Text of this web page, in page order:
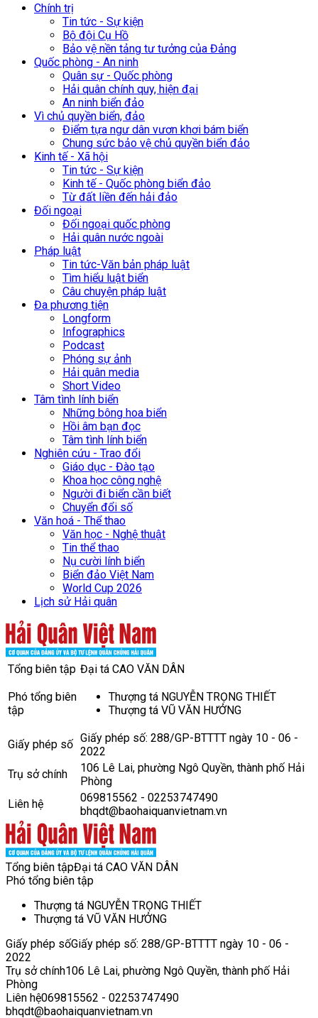
Chính trị
Tin tức - Sự kiện
Bộ đội Cụ Hồ
Bảo vệ nền tảng tư tưởng của Đảng
Quốc phòng - An ninh
Quân sự - Quốc phòng
Hải quân chính quy, hiện đại
An ninh biển đảo
Vì chủ quyền biển, đảo
Điểm tựa ngư dân vươn khơi bám biển
Chung sức bảo vệ chủ quyền biển đảo
Kinh tế - Xã hội
Tin tức - Sự kiện
Kinh tế - Quốc phòng biển đảo
Từ đất liền đến hải đảo
Đối ngoại
Đối ngoại quốc phòng
Hải quân nước ngoài
Pháp luật
Tin tức-Văn bản pháp luật
Tìm hiểu luật biển
Câu chuyện pháp luật
Đa phương tiện
Longform
Infographics
Podcast
Phóng sự ảnh
Hải quân media
Short Video
Tâm tình lính biển
Những bông hoa biển
Hồi âm bạn đọc
Tâm tình lính biển
Nghiên cứu - Trao đổi
Giáo dục - Đào tạo
Khoa học công nghệ
Người đi biển cần biết
Chuyển đổi số
Văn hoá - Thể thao
Văn học - Nghệ thuật
Tin thể thao
Nụ cười lính biển
Biển đảo Việt Nam
World Cup 2026
Lịch sử Hải quân
Tổng biên tập Đại tá CAO VĂN DÂN
Phó tổng biên
tập
Thượng tá NGUYỄN TRỌNG THIẾT
Thượng tá VŨ VĂN HƯỞNG
Giấy phép số Giấy phép số: 288/GP-BTTTT ngày 10 - 06 -
2022
Trụ sở chính
106 Lê Lai, phường Ngô Quyền, thành phố Hải
Phòng
Liên hệ
069815562 - 02253747490
bhqdt@baohaiquanvietnam.vn
Tổng biên tậpĐại tá CAO VĂN DÂN
Phó tổng biên tập
Thượng tá NGUYỄN TRỌNG THIẾT
Thượng tá VŨ VĂN HƯỞNG
Giấy phép sốGiấy phép số: 288/GP-BTTTT ngày 10 - 06 -
2022
Trụ sở chính106 Lê Lai, phường Ngô Quyền, thành phố Hải
Phòng
Liên hệ069815562 - 02253747490
bhqdt@baohaiquanvietnam.vn